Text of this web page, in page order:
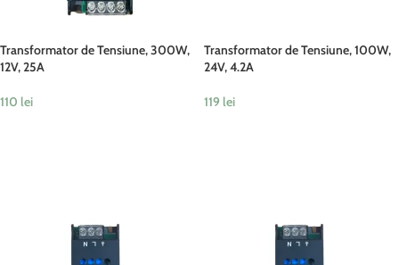
Transformator de Tensiune, 300W,
12V, 25A
110 lei
Transformator de Tensiune, 100W,
24V, 4.2A
119 lei